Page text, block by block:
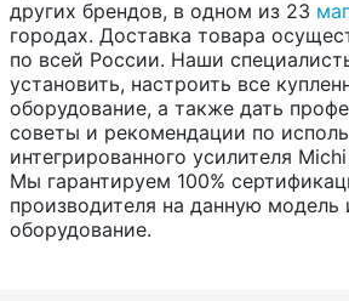
других брендов, в одном из 23
городах. Доставка товара
по всей России. Наши
установить, настроить все
оборудование, а также дать
советы и рекомендации по
интегрированного усилителя
Мы гарантируем 100%
производителя на данную
оборудование.